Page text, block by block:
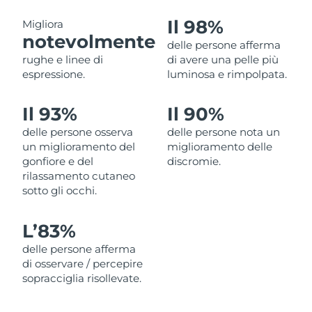
Migliora
notevolmente
rughe e linee di
espressione.
Il 98%
delle persone afferma
di avere una pelle più
luminosa e rimpolpata.
Il 93%
delle persone osserva
un miglioramento del
gonfiore e del
rilassamento cutaneo
sotto gli occhi.
Il 90%
delle persone nota un
miglioramento delle
discromie.
L’83%
delle persone afferma
di osservare / percepire
sopracciglia risollevate.
Polonia Consegna stimata8/11/26
Portogallo Consegna stimata8/10/26
Portorico Consegna stimata
Qatar Consegna stimata8/11/26
Riunione
Russia
Arabia Saudita